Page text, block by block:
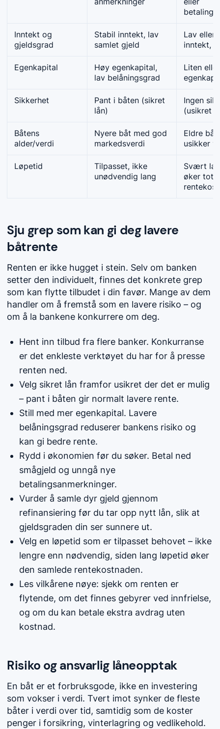
Inntekt og
gjeldsgrad
Stabil inntekt, lav
samlet gjeld
Lav eller
inntekt,
Egenkapital
Høy egenkapital,
lav belåningsgrad
Liten
Sikkerhet
Pant i båten (sikret
lån)
Ingen
(usikret
Båtens
alder/verdi
Nyere båt med god
markedsverdi
Eldre båt
usikker
Løpetid
Tilpasset, ikke
unødvendig lang
Svært
øker total
Sju grep som kan gi deg lavere
båtrente
Renten er ikke hugget i stein. Selv om banken
setter den individuelt, finnes det konkrete grep
som kan flytte tilbudet i din favør. Mange av dem
handler om å fremstå som en lavere risiko – og
om å la bankene konkurrere om deg.
Hent inn tilbud fra flere banker. Konkurranse
er det enkleste verktøyet du har for å presse
renten ned.
Velg sikret lån framfor usikret der det er mulig
– pant i båten gir normalt lavere rente.
Still med mer egenkapital. Lavere
belåningsgrad reduserer bankens risiko og
kan gi bedre rente.
Rydd i økonomien før du søker. Betal ned
smågjeld og unngå nye
betalingsanmerkninger.
Vurder å samle dyr gjeld gjennom
refinansiering før du tar opp nytt lån, slik at
gjeldsgraden din ser sunnere ut.
Velg en løpetid som er tilpasset behovet – ikke
lengre enn nødvendig, siden lang løpetid øker
den samlede rentekostnaden.
Les vilkårene nøye: sjekk om renten er
flytende, om det finnes gebyrer ved innfrielse,
og om du kan betale ekstra avdrag uten
kostnad.
Risiko og ansvarlig låneopptak
En båt er et forbruksgode, ikke en investering
som vokser i verdi. Tvert imot synker de fleste
båter i verdi over tid, samtidig som de koster
penger i forsikring, vinterlagring og vedlikehold.